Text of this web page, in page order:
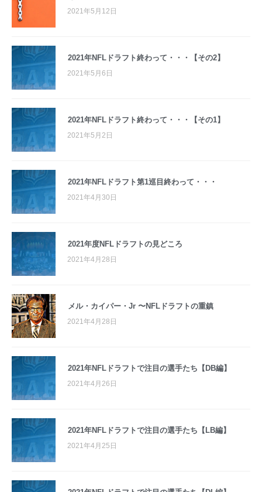
2021年5月12日
2021年NFLドラフト終わって・・・【その2】
2021年5月6日
2021年NFLドラフト終わって・・・【その1】
2021年5月2日
2021年NFLドラフト第1巡目終わって・・・
2021年4月30日
2021年度NFLドラフトの見どころ
2021年4月28日
メル・カイパー・Jr 〜NFLドラフトの重鎮
2021年4月28日
2021年NFLドラフトで注目の選手たち【DB編】
2021年4月26日
2021年NFLドラフトで注目の選手たち【LB編】
2021年4月25日